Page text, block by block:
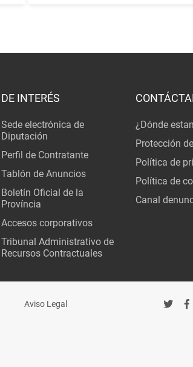
DE INTERÉS
Sede electrónica de
Diputación
Perfil de Contratante
Tablón de Anuncios
Boletín Oficial de la
Província
Accesos corporativos
Tribunal Administrativo de
Recursos Contractuales
¿Dónde
Protección
Política de
Política de
Canal
Aviso Legal